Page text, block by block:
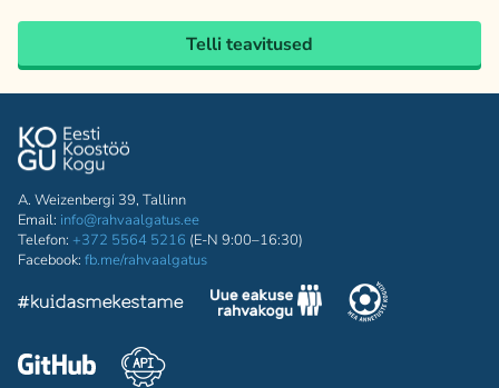
Telli teavitused
A. Weizenbergi 39, Tallinn
Email: info@rahvaalgatus.ee
Telefon: +372 5564 5216 (E-N 9:00–16:30)
Facebook: fb.me/rahvaalgatus